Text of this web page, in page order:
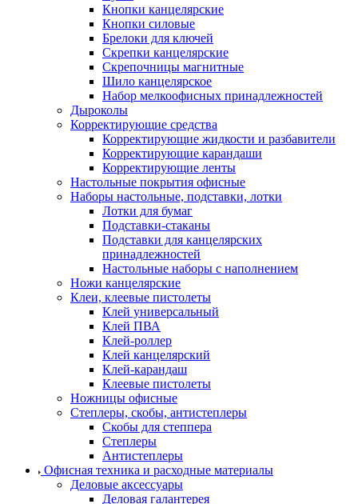
Кнопки канцелярские
Кнопки силовые
Брелоки для ключей
Скрепки канцелярские
Скрепочницы магнитные
Шило канцелярское
Набор мелкоофисных принадлежностей
Дыроколы
Корректирующие средства
Корректирующие жидкости и разбавители
Корректирующие карандаши
Корректирующие ленты
Настольные покрытия офисные
Наборы настольные, подставки, лотки
Лотки для бумаг
Подставки-стаканы
Подставки для канцелярских
принадлежностей
Настольные наборы с наполнением
Ножи канцелярские
Клеи, клеевые пистолеты
Клей универсальный
Клей ПВА
Клей-роллер
Клей канцелярский
Клей-карандаш
Клеевые пистолеты
Ножницы офисные
Степлеры, скобы, антистеплеры
Скобы для степпера
Степлеры
Антистеплеры
Офисная техника и расходные материалы
Деловые аксессуары
Деловая галантерея